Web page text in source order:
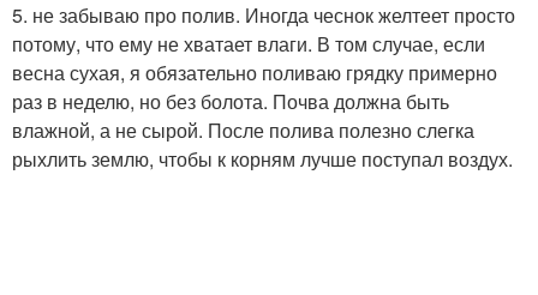
5. не забываю про полив. Иногда чеснок желтеет просто
потому, что ему не хватает влаги. В том случае, если
весна сухая, я обязательно поливаю грядку примерно
раз в неделю, но без болота. Почва должна быть
влажной, а не сырой. После полива полезно слегка
рыхлить землю, чтобы к корням лучше поступал воздух.